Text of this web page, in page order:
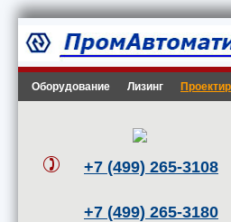
Оборудование Лизинг
+7 (499) 265-3108
+7 (499) 265-3180